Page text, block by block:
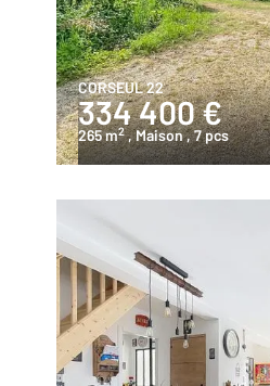
CORSEUL 22
334 400 €
265 m2 , Maison, 7 pcs